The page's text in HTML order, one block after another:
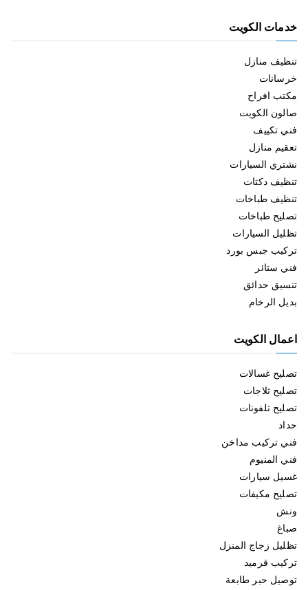
خدمات الكويت
تنظيف منازل
خرسانات
مكتب افراح
صالون الكويت
فني تكييف
تعقيم منازل
نشتري السيارات
تنظيف دكتات
تنظيف طباخات
تصليح طباخات
تظليل السيارات
تركيب جبس بورد
فني ستائر
تنسيق حدائق
بديل الرخام
اعمال الكويت
تصليح غسالات
تصليح ثلاجات
تصليح تلفونات
حداد
فني تركيب مداخن
فني المنيوم
غسيل سيارات
تصليح مكيفات
ونش
صباغ
تظليل زجاج المنزل
تركيب قرميد
توصيل حبر طابعة